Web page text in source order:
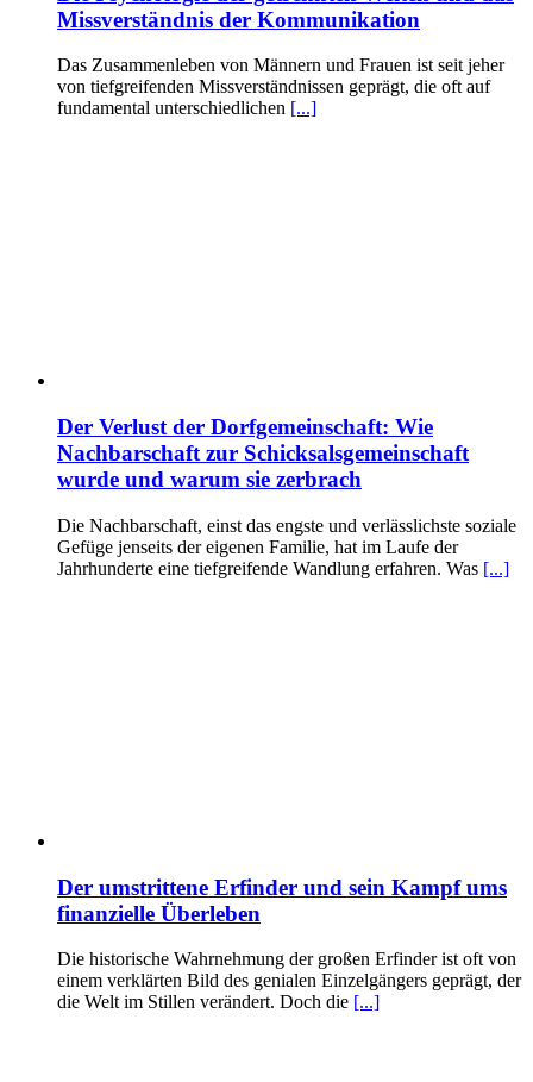
Missverständnis der Kommunikation
Das Zusammenleben von Männern und Frauen ist seit jeher
von tiefgreifenden Missverständnissen geprägt, die oft auf
fundamental unterschiedlichen [...]
Der Verlust der Dorfgemeinschaft: Wie
Nachbarschaft zur Schicksalsgemeinschaft
wurde und warum sie zerbrach
Die Nachbarschaft, einst das engste und verlässlichste soziale
Gefüge jenseits der eigenen Familie, hat im Laufe der
Jahrhunderte eine tiefgreifende Wandlung erfahren. Was [...]
Der umstrittene Erfinder und sein Kampf ums
finanzielle Überleben
Die historische Wahrnehmung der großen Erfinder ist oft von
einem verklärten Bild des genialen Einzelgängers geprägt, der
die Welt im Stillen verändert. Doch die [...]